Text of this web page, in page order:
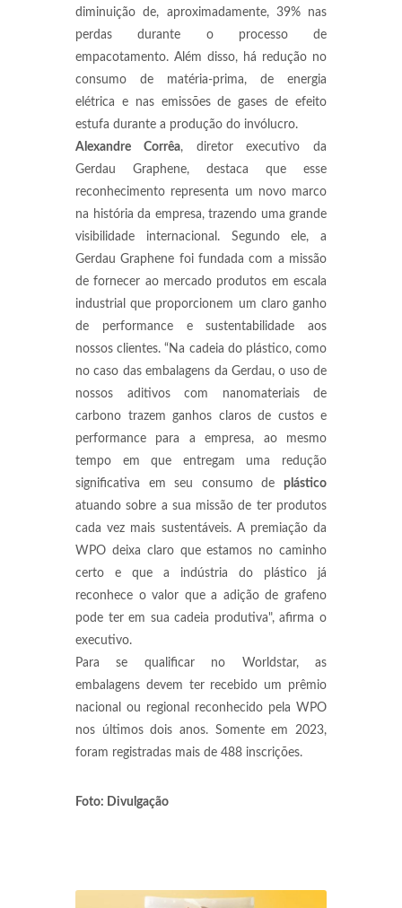
diminuição de, aproximadamente, 39% nas
perdas durante o processo de
empacotamento. Além disso, há redução no
consumo de matéria-prima, de energia
elétrica e nas emissões de gases de efeito
estufa durante a produção do invólucro.
Alexandre Corrêa, diretor executivo da
Gerdau Graphene, destaca que esse
reconhecimento representa um novo marco
na história da empresa, trazendo uma grande
visibilidade internacional. Segundo ele, a
Gerdau Graphene foi fundada com a missão
de fornecer ao mercado produtos em escala
industrial que proporcionem um claro ganho
de performance e sustentabilidade aos
nossos clientes. “Na cadeia do plástico, como
no caso das embalagens da Gerdau, o uso de
nossos aditivos com nanomateriais de
carbono trazem ganhos claros de custos e
performance para a empresa, ao mesmo
tempo em que entregam uma redução
significativa em seu consumo de plástico
atuando sobre a sua missão de ter produtos
cada vez mais sustentáveis. A premiação da
WPO deixa claro que estamos no caminho
certo e que a indústria do plástico já
reconhece o valor que a adição de grafeno
pode ter em sua cadeia produtiva", afirma o
executivo.
Para se qualificar no Worldstar, as
embalagens devem ter recebido um prêmio
nacional ou regional reconhecido pela WPO
nos últimos dois anos. Somente em 2023,
foram registradas mais de 488 inscrições.
Foto: Divulgação